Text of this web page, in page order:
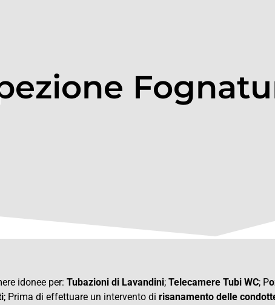
idonee per: Tubazioni di Lavandini; Telecamere Tubi WC; P
; Prima di effettuare un intervento di risanamento delle